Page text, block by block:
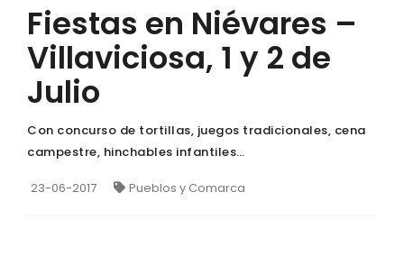
Fiestas en Niévares –
Villaviciosa, 1 y 2 de
Julio
Con concurso de tortillas, juegos tradicionales, cena
campestre, hinchables infantiles…
23-06-2017 Pueblos y Comarca